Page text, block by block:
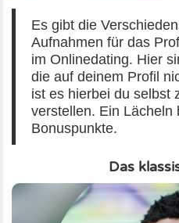
Flirten im Winter auf
Wir zelebrieren das Single-
Die schönsten Liebeslieder
Es weihnachtet sehr: Die
Valentinstag – Ein Tag nur
Es gibt die
Aufnahmen für das
im Onlinedating. Hier
die auf deinem Profil
ist es hierbei du selbst
verstellen. Ein Lächeln
Bonuspunkte.
Das